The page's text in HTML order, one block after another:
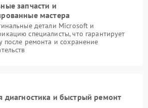
запчасти и
мастера
детали Microsoft и
специалисты, что гарантирует
после ремонта и сохранение
диагностика и быстрый ремонт